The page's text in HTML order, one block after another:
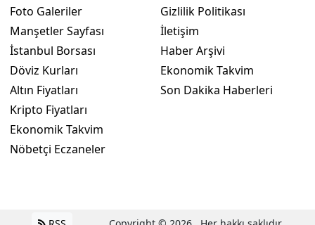
Foto Galeriler
Manşetler Sayfası
İstanbul Borsası
Döviz Kurları
Altın Fiyatları
Kripto Fiyatları
Ekonomik Takvim
Nöbetçi Eczaneler
Gizlilik Politikası
İletişim
Haber Arşivi
Ekonomik Takvim
Son Dakika Haberleri